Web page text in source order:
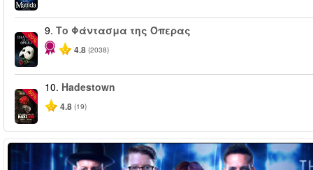
-20%
9. Το Φάντασμα της Όπερας
4.8 (2038)
-50%
10. Hadestown
4.8 (19)